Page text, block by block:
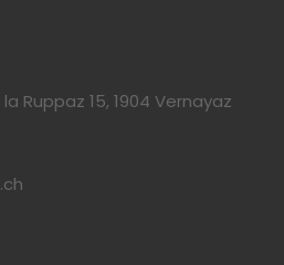
Ruppaz 15, 1904 Vernayaz